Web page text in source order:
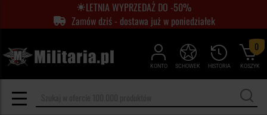
LETNIA WYPRZEDAŻ DO -50%
Zamów dziś - dostawa już w poniedziałek
KONTO HISTORIA
SCHOWEK KOSZYK
0